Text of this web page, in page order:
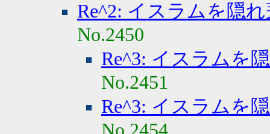
Re^2: イスラムを隠
No.2450
Re^3: イスラムを
No.2451
Re^3: イスラムを